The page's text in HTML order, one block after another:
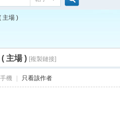
主場 )
主場 ) [複製鏈接]
機 只看該作者